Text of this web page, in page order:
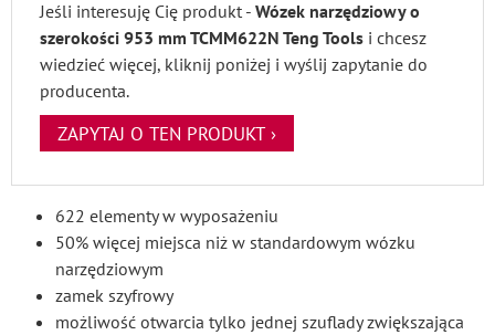
Jeśli interesuję Cię produkt - Wózek narzędziowy o
szerokości 953 mm TCMM622N Teng Tools i chcesz
wiedzieć więcej, kliknij poniżej i wyślij zapytanie do
producenta.
ZAPYTAJ O TEN PRODUKT ›
622 elementy w wyposażeniu
50% więcej miejsca niż w standardowym wózku
narzędziowym
zamek szyfrowy
możliwość otwarcia tylko jednej szuflady zwiększająca